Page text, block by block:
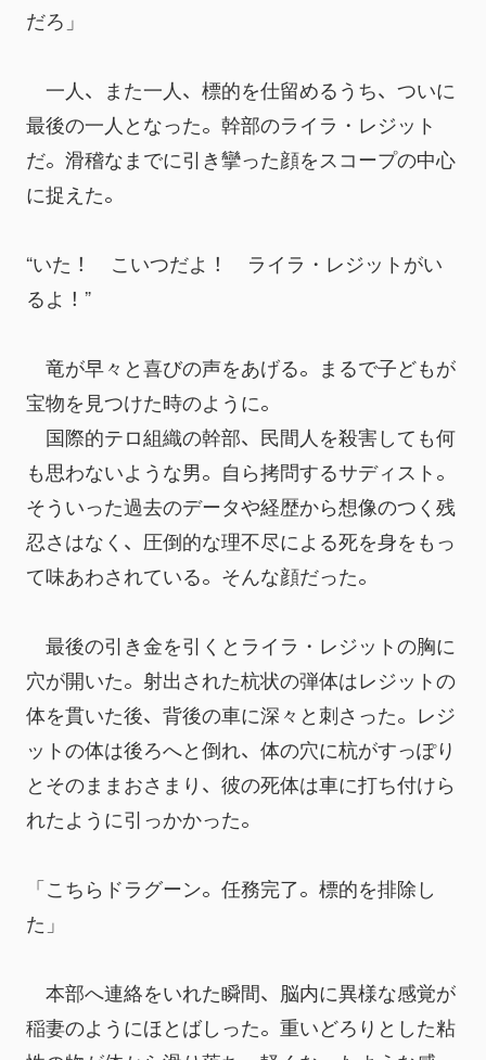
だろ」
一人、また一人、標的を仕留めるうち、ついに
最後の一人となった。幹部のライラ・レジット
だ。滑稽なまでに引き攣った顔をスコープの中心
に捉えた。
“いた！　こいつだよ！　ライラ・レジットがい
るよ！”
竜が早々と喜びの声をあげる。まるで子どもが
宝物を見つけた時のように。
国際的テロ組織の幹部、民間人を殺害しても何
も思わないような男。自ら拷問するサディスト。
そういった過去のデータや経歴から想像のつく残
忍さはなく、圧倒的な理不尽による死を身をもっ
て味あわされている。そんな顔だった。
最後の引き金を引くとライラ・レジットの胸に
穴が開いた。射出された杭状の弾体はレジットの
体を貫いた後、背後の車に深々と刺さった。レジ
ットの体は後ろへと倒れ、体の穴に杭がすっぽり
とそのままおさまり、彼の死体は車に打ち付けら
れたように引っかかった。
「こちらドラグーン。任務完了。標的を排除し
た」
本部へ連絡をいれた瞬間、脳内に異様な感覚が
稲妻のようにほとばしった。重いどろりとした粘